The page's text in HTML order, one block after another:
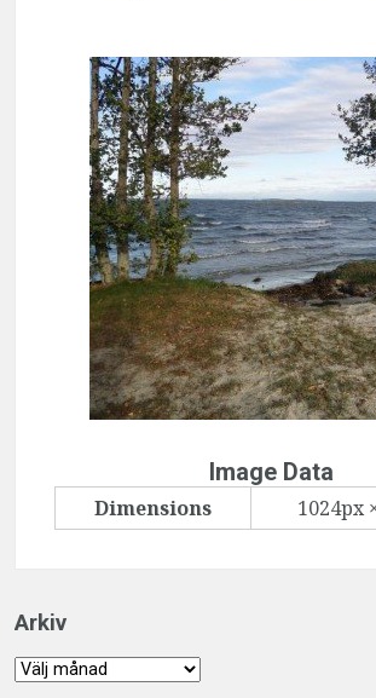
Image Data
Dimensions 1024px
Arkiv
Arkiv